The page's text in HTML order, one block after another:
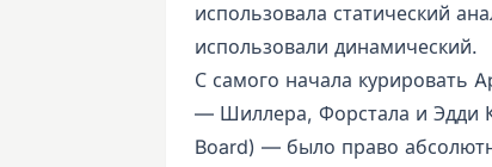
использовала статический
использовали динамический.
С самого начала курировать
— Шиллера, Форстала и Эдди
Board) — было право